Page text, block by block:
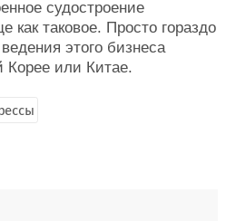
судостроение
как таковое. Просто гораздо
этого бизнеса
или Китае.